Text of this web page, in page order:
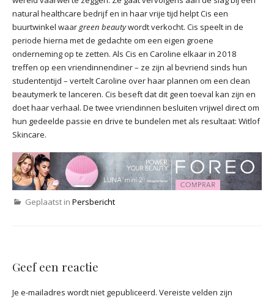
natural healthcare bedrijf en in haar vrije tijd helpt Cis een
buurtwinkel waargreen beautywordt verkocht. Cis speelt in de
periode hierna met de gedachte om een eigen groene
onderneming op te zetten. Als Cis en Caroline elkaar in 2018
treffen op een vriendinnendiner – ze zijn al bevriend sinds hun
studententijd – vertelt Caroline over haar plannen om een clean
beautymerk te lanceren. Cis beseft dat dit geen toeval kan zijn en
doet haar verhaal. De twee vriendinnen besluiten vrijwel direct om
hun gedeelde passie en drive te bundelen met als resultaat: Witlof
Skincare.
Geplaatst in Persbericht
Geef een reactie
Je e-mailadres wordt niet gepubliceerd. Vereiste velden zijn